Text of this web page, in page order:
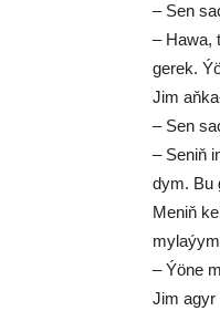
– Sen
– Ha­wa,
ge­rek.
Jim
– Sen
– Se­niň
dym. Bu
Me­niň
– Ýö­ne
Jim agyr